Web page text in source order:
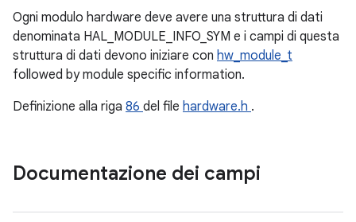
Ogni modulo hardware deve avere una struttura di dati
denominata HAL_MODULE_INFO_SYM e i campi di questa
struttura di dati devono iniziare con hw_module_t
followed by module specific information.
Definizione alla riga 86 del file hardware.h .
Documentazione dei campi